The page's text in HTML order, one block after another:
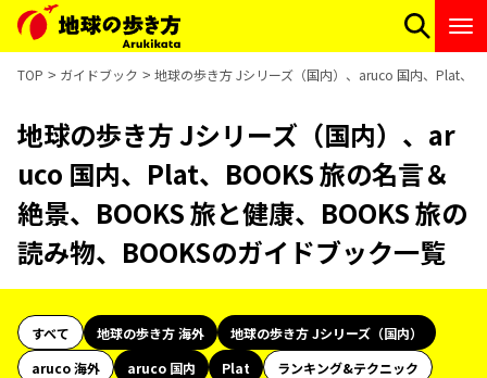
TOP ガイドブック 地球の歩き方 Jシリーズ（国内）、aruco 国内、Plat、
地球の歩き方 Jシリーズ（国内）、ar
uco 国内、Plat、BOOKS 旅の名言＆
絶景、BOOKS 旅と健康、BOOKS 旅の
読み物、BOOKSのガイドブック一覧
すべて 地球の歩き方 海外
地球の歩き方 Jシリーズ（国内）
aruco 海外
aruco 国内 Plat
ランキング&テクニック